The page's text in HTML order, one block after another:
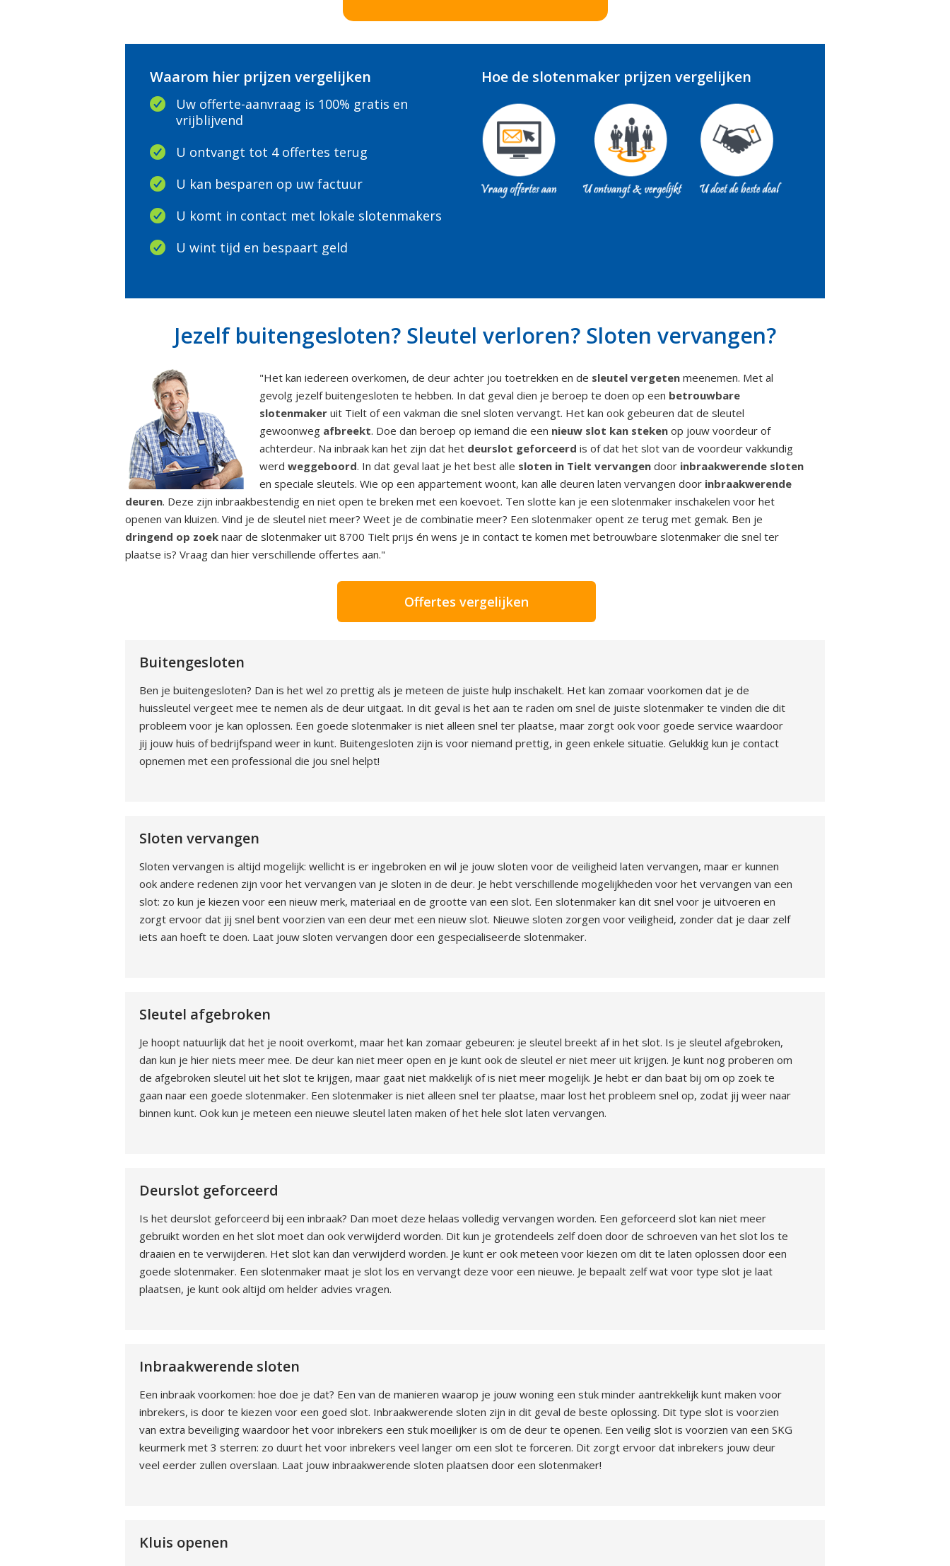
Waarom hier prijzen vergelijken
Uw offerte-aanvraag is 100% gratis en
vrijblijvend
U ontvangt tot 4 offertes terug
U kan besparen op uw factuur
U komt in contact met lokale slotenmakers
U wint tijd en bespaart geld
Hoe de slotenmaker prijzen vergelijken
Jezelf buitengesloten? Sleutel verloren? Sloten vervangen?
"Het kan iedereen overkomen, de deur achter jou toetrekken en de sleutel vergeten meenemen. Met al
gevolg jezelf buitengesloten te hebben. In dat geval dien je beroep te doen op een betrouwbare
slotenmaker uit Tielt of een vakman die snel sloten vervangt. Het kan ook gebeuren dat de sleutel
gewoonweg afbreekt. Doe dan beroep op iemand die een nieuw slot kan steken op jouw voordeur of
achterdeur. Na inbraak kan het zijn dat het deurslot geforceerd is of dat het slot van de voordeur vakkundig
werd weggeboord. In dat geval laat je het best alle sloten in Tielt vervangen door inbraakwerende sloten
en speciale sleutels. Wie op een appartement woont, kan alle deuren laten vervangen door inbraakwerende
deuren. Deze zijn inbraakbestendig en niet open te breken met een koevoet. Ten slotte kan je een slotenmaker inschakelen voor het
openen van kluizen. Vind je de sleutel niet meer? Weet je de combinatie meer? Een slotenmaker opent ze terug met gemak. Ben je
dringend op zoek naar de slotenmaker uit 8700 Tielt prijs én wens je in contact te komen met betrouwbare slotenmaker die snel ter
plaatse is? Vraag dan hier verschillende offertes aan."
Offertes vergelijken
Buitengesloten
Ben je buitengesloten? Dan is het wel zo prettig als je meteen de juiste hulp inschakelt. Het kan zomaar voorkomen dat je de
huissleutel vergeet mee te nemen als de deur uitgaat. In dit geval is het aan te raden om snel de juiste slotenmaker te vinden die dit
probleem voor je kan oplossen. Een goede slotenmaker is niet alleen snel ter plaatse, maar zorgt ook voor goede service waardoor
jij jouw huis of bedrijfspand weer in kunt. Buitengesloten zijn is voor niemand prettig, in geen enkele situatie. Gelukkig kun je contact
opnemen met een professional die jou snel helpt!
Sloten vervangen
Sloten vervangen is altijd mogelijk: wellicht is er ingebroken en wil je jouw sloten voor de veiligheid laten vervangen, maar er kunnen
ook andere redenen zijn voor het vervangen van je sloten in de deur. Je hebt verschillende mogelijkheden voor het vervangen van een
slot: zo kun je kiezen voor een nieuw merk, materiaal en de grootte van een slot. Een slotenmaker kan dit snel voor je uitvoeren en
zorgt ervoor dat jij snel bent voorzien van een deur met een nieuw slot. Nieuwe sloten zorgen voor veiligheid, zonder dat je daar zelf
iets aan hoeft te doen. Laat jouw sloten vervangen door een gespecialiseerde slotenmaker.
Sleutel afgebroken
Je hoopt natuurlijk dat het je nooit overkomt, maar het kan zomaar gebeuren: je sleutel breekt af in het slot. Is je sleutel afgebroken,
dan kun je hier niets meer mee. De deur kan niet meer open en je kunt ook de sleutel er niet meer uit krijgen. Je kunt nog proberen om
de afgebroken sleutel uit het slot te krijgen, maar gaat niet makkelijk of is niet meer mogelijk. Je hebt er dan baat bij om op zoek te
gaan naar een goede slotenmaker. Een slotenmaker is niet alleen snel ter plaatse, maar lost het probleem snel op, zodat jij weer naar
binnen kunt. Ook kun je meteen een nieuwe sleutel laten maken of het hele slot laten vervangen.
Deurslot geforceerd
Is het deurslot geforceerd bij een inbraak? Dan moet deze helaas volledig vervangen worden. Een geforceerd slot kan niet meer
gebruikt worden en het slot moet dan ook verwijderd worden. Dit kun je grotendeels zelf doen door de schroeven van het slot los te
draaien en te verwijderen. Het slot kan dan verwijderd worden. Je kunt er ook meteen voor kiezen om dit te laten oplossen door een
goede slotenmaker. Een slotenmaker maat je slot los en vervangt deze voor een nieuwe. Je bepaalt zelf wat voor type slot je laat
plaatsen, je kunt ook altijd om helder advies vragen.
Inbraakwerende sloten
Een inbraak voorkomen: hoe doe je dat? Een van de manieren waarop je jouw woning een stuk minder aantrekkelijk kunt maken voor
inbrekers, is door te kiezen voor een goed slot. Inbraakwerende sloten zijn in dit geval de beste oplossing. Dit type slot is voorzien
van extra beveiliging waardoor het voor inbrekers een stuk moeilijker is om de deur te openen. Een veilig slot is voorzien van een SKG
keurmerk met 3 sterren: zo duurt het voor inbrekers veel langer om een slot te forceren. Dit zorgt ervoor dat inbrekers jouw deur
veel eerder zullen overslaan. Laat jouw inbraakwerende sloten plaatsen door een slotenmaker!
Kluis openen